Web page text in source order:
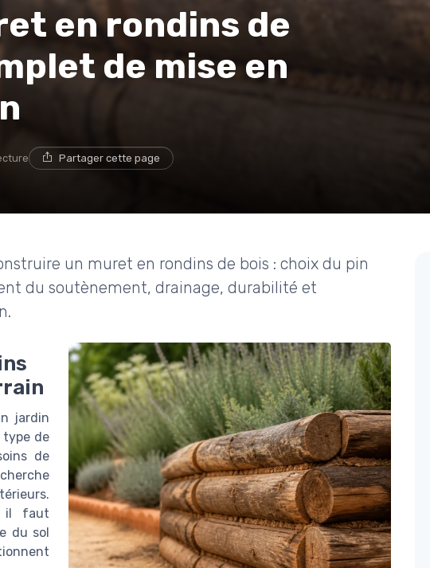
en rondins de
de mise en
Partager cette page
un muret en rondins de bois : choix du pin
du soutènement, drainage, durabilité et
jardin
de
de
il faut
du sol